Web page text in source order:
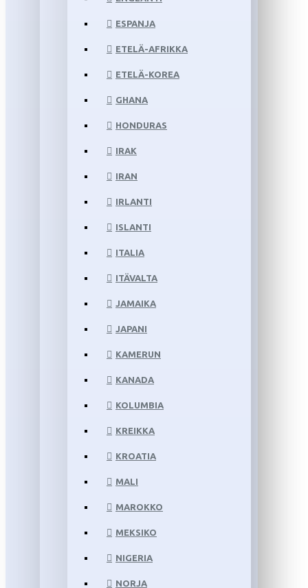
ESPANJA
ETELÄ-AFRIKKA
ETELÄ-KOREA
GHANA
HONDURAS
IRAK
IRAN
IRLANTI
ISLANTI
ITALIA
ITÄVALTA
JAMAIKA
JAPANI
KAMERUN
KANADA
KOLUMBIA
KREIKKA
KROATIA
MALI
MAROKKO
MEKSIKO
NIGERIA
NORJA